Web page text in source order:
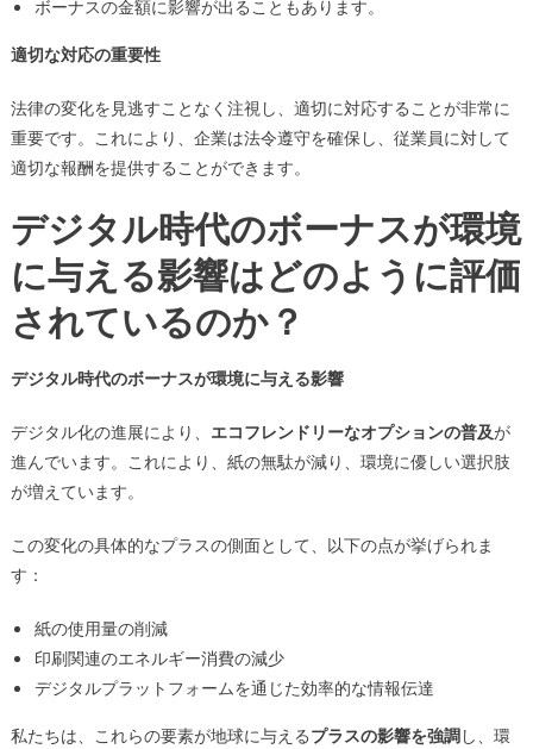
ボーナスの金額に影響が出ることもあります。
適切な対応の重要性
法律の変化を見逃すことなく注視し、適切に対応することが非常に
重要です。これにより、企業は法令遵守を確保し、従業員に対して
適切な報酬を提供することができます。
デジタル時代のボーナスが環境
に与える影響はどのように評価
されているのか？
デジタル時代のボーナスが環境に与える影響
デジタル化の進展により、 エコフレンドリーなオプションの普及が
進んでいます。これにより、紙の無駄が減り、環境に優しい選択肢
が増えています。
この変化の具体的なプラスの側面として、以下の点が挙げられま
す：
紙の使用量の削減
印刷関連のエネルギー消費の減少
デジタルプラットフォームを通じた効率的な情報伝達
私たちは、これらの要素が地球に与えるプラスの影響を強調し、環